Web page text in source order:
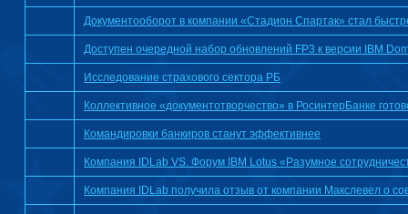
Документооборот в компании «Стадион Спартак» стал
Доступен очередной набор обновлений FP3 к версии IBM
Исследование страхового сектора РБ
Коллективное «документотворчество» в РосинтерБанке
Командировки банкиров станут эффективнее
Компания IDLab VS. Форум IBM Lotus «Разумное
Компания IDLab получила отзыв от компании Макслевел о